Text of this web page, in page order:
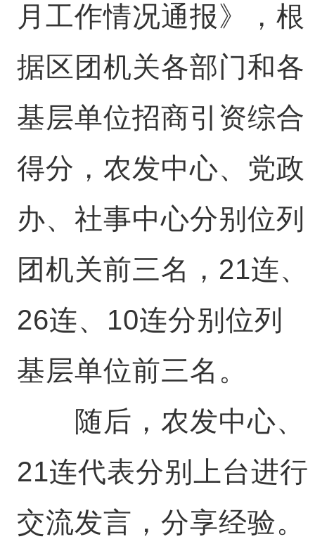
月工作情况通报》，根
据区团机关各部门和各
基层单位招商引资综合
得分，农发中心、党政
办、社事中心分别位列
团机关前三名，21连、
26连、10连分别位列
基层单位前三名。
随后，农发中心、
21连代表分别上台进行
交流发言，分享经验。